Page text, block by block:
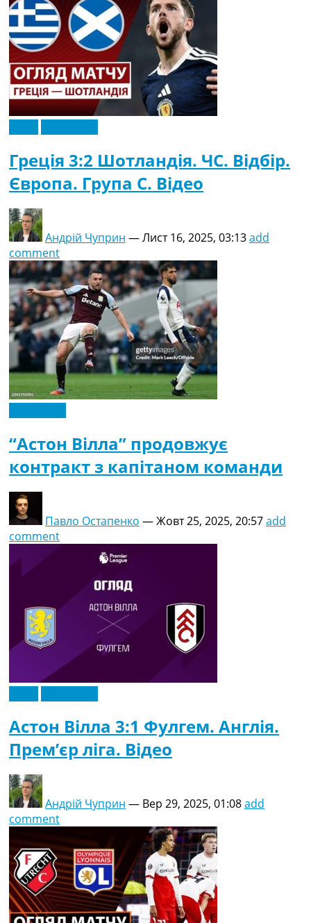
Греція 3:2 Шотландія. ЧC. Відбір.
Європа. Група C. Відео
Андрій Чуприн —Лист 16, 2025, 03:13add
comment
“Астон Вілла” продовжує
контракт з капітаном команди
Павло Остапенко —Жовт 25, 2025, 20:57add
comment
Астон Вілла 3:1 Фулгем. Англія.
Прем’єр ліга. Відео
Андрій Чуприн — Вер 29, 2025, 01:08add
comment